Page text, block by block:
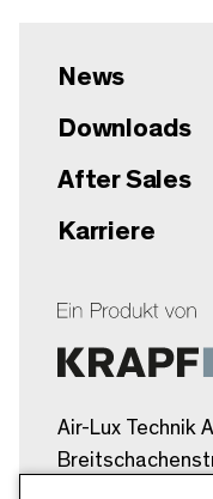
Air-Lux Technik
News
Downloads
After Sales
Karriere